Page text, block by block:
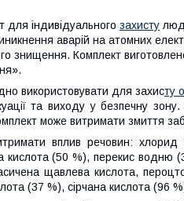
для індивідуального захисту
аварій на атомних
знищення. Комплект
використовувати для захисту
та виходу у безпечну
може витримати змиття
вплив речовин:
кислота (50 %), перекис водню
щавлева кислота,
(37 %), сірчана кислота (96